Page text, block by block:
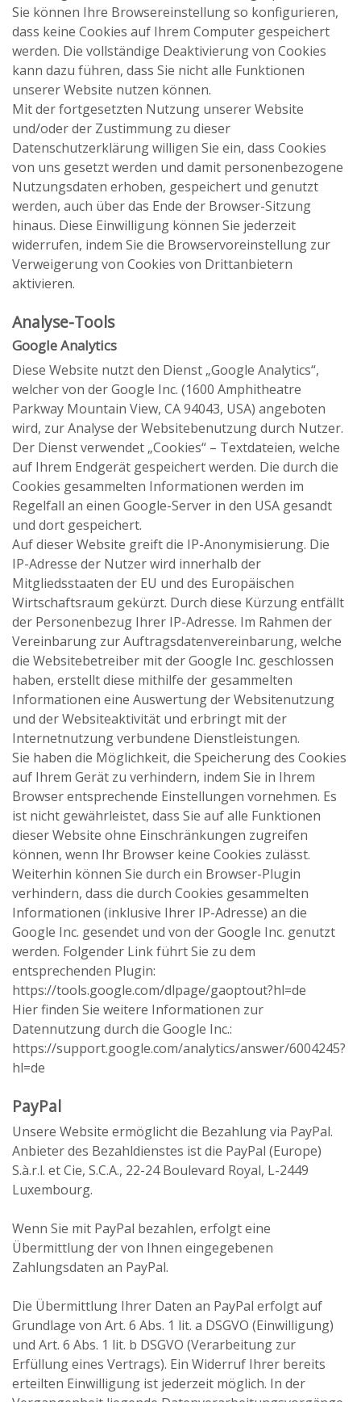
Sie können Ihre Browsereinstellung so konfigurieren,
dass keine Cookies auf Ihrem Computer gespeichert
werden. Die vollständige Deaktivierung von Cookies
kann dazu führen, dass Sie nicht alle Funktionen
unserer Website nutzen können.
Mit der fortgesetzten Nutzung unserer Website
und/oder der Zustimmung zu dieser
Datenschutzerklärung willigen Sie ein, dass Cookies
von uns gesetzt werden und damit personenbezogene
Nutzungsdaten erhoben, gespeichert und genutzt
werden, auch über das Ende der Browser-Sitzung
hinaus. Diese Einwilligung können Sie jederzeit
widerrufen, indem Sie die Browservoreinstellung zur
Verweigerung von Cookies von Drittanbietern
aktivieren.
Analyse-Tools
Google Analytics
Diese Website nutzt den Dienst „Google Analytics“,
welcher von der Google Inc. (1600 Amphitheatre
Parkway Mountain View, CA 94043, USA) angeboten
wird, zur Analyse der Websitebenutzung durch Nutzer.
Der Dienst verwendet „Cookies“ – Textdateien, welche
auf Ihrem Endgerät gespeichert werden. Die durch die
Cookies gesammelten Informationen werden im
Regelfall an einen Google-Server in den USA gesandt
und dort gespeichert.
Auf dieser Website greift die IP-Anonymisierung. Die
IP-Adresse der Nutzer wird innerhalb der
Mitgliedsstaaten der EU und des Europäischen
Wirtschaftsraum gekürzt. Durch diese Kürzung entfällt
der Personenbezug Ihrer IP-Adresse. Im Rahmen der
Vereinbarung zur Auftragsdatenvereinbarung, welche
die Websitebetreiber mit der Google Inc. geschlossen
haben, erstellt diese mithilfe der gesammelten
Informationen eine Auswertung der Websitenutzung
und der Websiteaktivität und erbringt mit der
Internetnutzung verbundene Dienstleistungen.
Sie haben die Möglichkeit, die Speicherung des Cookies
auf Ihrem Gerät zu verhindern, indem Sie in Ihrem
Browser entsprechende Einstellungen vornehmen. Es
ist nicht gewährleistet, dass Sie auf alle Funktionen
dieser Website ohne Einschränkungen zugreifen
können, wenn Ihr Browser keine Cookies zulässt.
Weiterhin können Sie durch ein Browser-Plugin
verhindern, dass die durch Cookies gesammelten
Informationen (inklusive Ihrer IP-Adresse) an die
Google Inc. gesendet und von der Google Inc. genutzt
werden. Folgender Link führt Sie zu dem
entsprechenden Plugin:
https://tools.google.com/dlpage/gaoptout?hl=de
Hier finden Sie weitere Informationen zur
Datennutzung durch die Google Inc.:
https://support.google.com/analytics/answer/6004245?
hl=de
PayPal
Unsere Website ermöglicht die Bezahlung via PayPal.
Anbieter des Bezahldienstes ist die PayPal (Europe)
S.à.r.l. et Cie, S.C.A., 22-24 Boulevard Royal, L-2449
Luxembourg.
Wenn Sie mit PayPal bezahlen, erfolgt eine
Übermittlung der von Ihnen eingegebenen
Zahlungsdaten an PayPal.
Die Übermittlung Ihrer Daten an PayPal erfolgt auf
Grundlage von Art. 6 Abs. 1 lit. a DSGVO (Einwilligung)
und Art. 6 Abs. 1 lit. b DSGVO (Verarbeitung zur
Erfüllung eines Vertrags). Ein Widerruf Ihrer bereits
erteilten Einwilligung ist jederzeit möglich. In der